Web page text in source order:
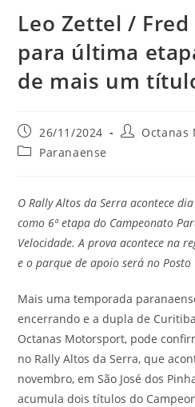
Leo Zettel /
para última
de mais um
26/11/2024
Octanas
Paranaense
O Rally Altos da Serra acontece
como 6ª etapa do Campeonato
Velocidade. A prova acontece na
e o parque de apoio será no Posto
Mais uma temporada
encerrando e a dupla de
Octanas Motorsport, pode
no Rally Altos da Serra, que
novembro, em São José dos
acumula dois títulos do